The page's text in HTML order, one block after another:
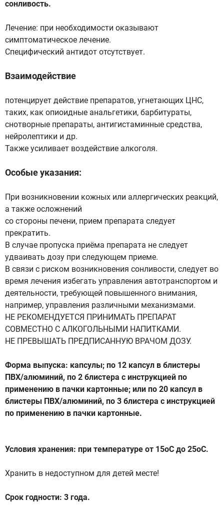
сонливость.
Лечение: при необходимости оказывают
симптоматическое лечение.
Специфический антидот отсутствует.
Взаимодействие
потенцирует действие препаратов, угнетающих ЦНС,
таких, как опиоидные анальгетики, барбитураты,
снотворные препараты, антигистаминные средства,
нейролептики и др.
Также усиливает воздействие алкоголя.
Особые указания:
При возникновении кожных или аллергических реакций,
а также осложнений
со стороны печени, прием препарата следует
прекратить.
В случае пропуска приёма препарата не следует
удваивать дозу при следующем приеме.
В связи с риском возникновения сонливости, следует во
время лечения избегать управления автотранспортом и
деятельности, требующей повышенного внимания,
например, управления различными механизмами.
НЕ РЕКОМЕНДУЕТСЯ ПРИНИМАТЬ ПРЕПАРАТ
СОВМЕСТНО С АЛКОГОЛЬНЫМИ НАПИТКАМИ.
НЕ ПРЕВЫШАТЬ ПРЕДПИСАННУЮ ВРАЧОМ ДОЗУ.
Форма выпуска: капсулы; по 12 капсул в блистеры
ПВХ/алюминий, по 2 блистера с инструкцией по
применению в пачки картонные; или по 20 капсул в
блистеры ПВХ/алюминий, по 3 блистера с инструкцией
по применению в пачки картонные.
Условия хранения: при температуре от 15оС до 25оС.
Хранить в недоступном для детей месте!
Срок годности: 3 года.